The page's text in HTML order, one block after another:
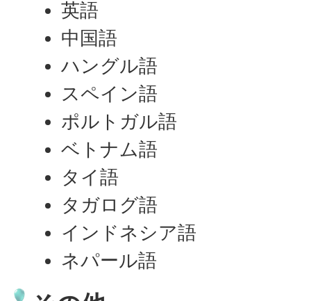
英語
中国語
ハングル語
スペイン語
ポルトガル語
ベトナム語
タイ語
タガログ語
インドネシア語
ネパール語